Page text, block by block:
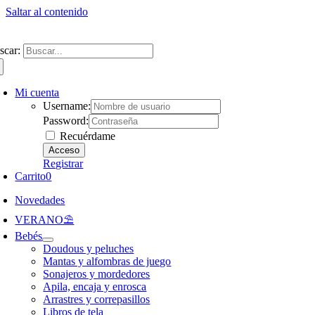
Saltar al contenido
Mi cuenta
Username:
Password:
Recuérdame
Registrar
Carrito0
Novedades
VERANO⛱️​
Bebés
Doudous y peluches
Mantas y alfombras de juego
Sonajeros y mordedores
Apila, encaja y enrosca
Arrastres y correpasillos
Libros de tela